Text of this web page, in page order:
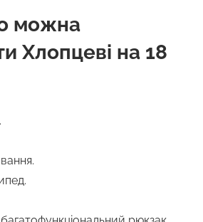
можна
Хлопцеві на 18